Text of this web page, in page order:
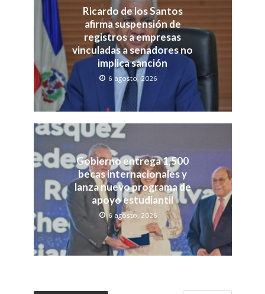
Ricardo de los Santos
afirma suspensión de
registros a empresas
vinculadas a senadores no
implica sanción
6 agosto, 2026
Gobierno entrega 1,500
becas internacionales y
lanza nuevo programa de
apoyo estudiantil
6 agosto, 2026